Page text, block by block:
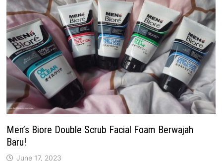
Men’s Biore Double Scrub Facial Foam Berwajah
Baru!
June 17, 2023